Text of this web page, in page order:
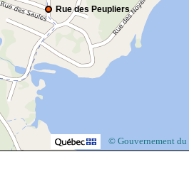
Rue des Peupliers
© Gouvernement du